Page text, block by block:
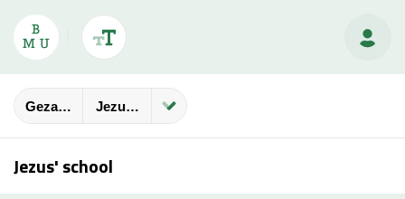
GezangbundelsJezus' School
Jezus' school